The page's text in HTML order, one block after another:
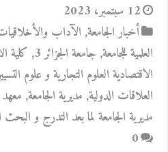
12 سبتمبر، 2023
أخبار الجامعة, الآداب
العلمية للجامعة, جامعة الجزائر 3 , كلية
الاقتصادية العلوم التجارية و علوم
العلاقات الدولية, مديرية الجامعة, معهد
مديرية الجامعة لما بعد التدرج و البحث
0